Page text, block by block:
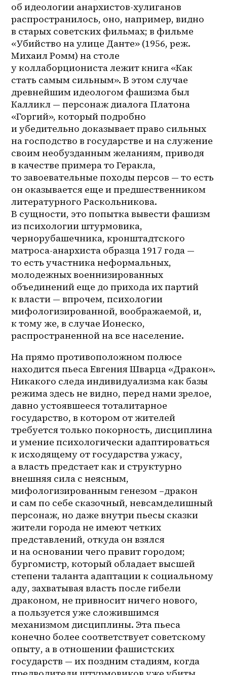
об идеологии анархистов-хулиганов
распространилось, оно, например, видно
в старых советских фильмах; в фильме
«Убийство на улице Данте» (1956, реж.
Михаил Ромм) на столе
у коллаборциониста лежит книга «Как
стать самым сильным». В этом случае
древнейшим идеологом фашизма был
Калликл — персонаж диалога Платона
«Горгий», который подробно
и убедительно доказывает право сильных
на господство в государстве и на служение
своим необузданным желаниям, приводя
в качестве примера то Геракла,
то завоевательные походы персов — то есть
он оказывается еще и предшественником
литературного Раскольникова.
В сущности, это попытка вывести фашизм
из психологии штурмовика,
чернорубашечника, кронштадтского
матроса-анархиста образца 1917 года —
то есть участника неформальных,
молодежных военнизированных
объединений еще до прихода их партий
к власти — впрочем, психологии
мифологизированной, воображаемой, и,
к тому же, в случае Ионеско,
распространенной на все население.
На прямо противоположном полюсе
находится пьеса Евгения Шварца «Дракон».
Никакого следа индивидуализма как базы
режима здесь не видно, перед нами зрелое,
давно устоявшееся тоталитарное
государство, в котором от жителей
требуется только покорность, дисциплина
и умение психологически адаптироваться
к исходящему от государства ужасу,
а власть предстает как и структурно
внешняя сила с неясным,
мифологизированным генезом –дракон
и сам по себе сказочный, невсамделишный
персонаж, но даже внутри пьесы сказки
жители города не имеют четких
представлений, откуда он взялся
и на основании чего правит городом;
бургомистр, который обладает высшей
степени таланта адаптации к социальному
аду, захватывая власть после гибели
драконом, не привносит ничего нового,
а пользуется уже сложившимся
механизмом дисциплины. Эта пьеса
конечно более соответствует советскому
опыту, а в отношении фашистских
государств — их поздним стадиям, когда